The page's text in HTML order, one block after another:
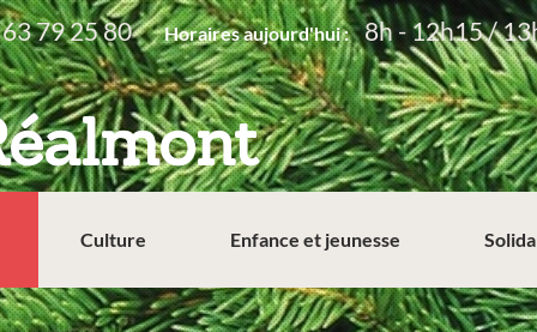
79 25 80 Horaires aujourd'hui : 8h - 12h15 /
Culture Enfance et jeunesse